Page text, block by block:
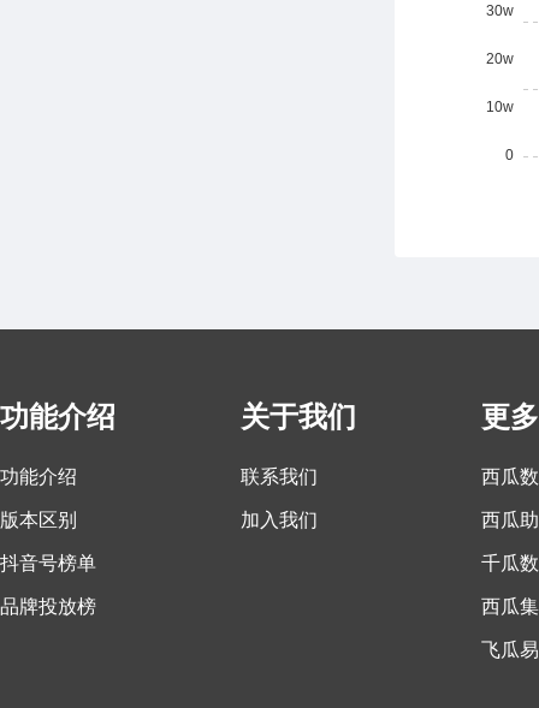
功能介绍
功能介绍
版本区别
抖音号榜单
品牌投放榜
关于我们
联系我们
加入我们
更
西瓜
西瓜
千瓜
西瓜集
飞瓜